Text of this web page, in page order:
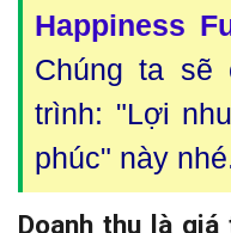
Happiness
Chúng ta sẽ
trình: "Lợi
phúc" này
Doanh thu là